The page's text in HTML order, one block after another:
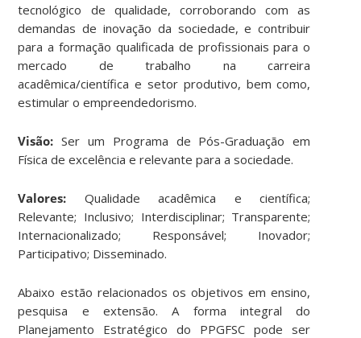
tecnológico de qualidade, corroborando com as
demandas de inovação da sociedade, e contribuir
para a formação qualificada de profissionais para o
mercado de trabalho na carreira
acadêmica/científica e setor produtivo, bem como,
estimular o empreendedorismo.
Visão: Ser um Programa de Pós-Graduação em
Física de excelência e relevante para a sociedade.
Valores: Qualidade acadêmica e científica;
Relevante; Inclusivo; Interdisciplinar; Transparente;
Internacionalizado; Responsável; Inovador;
Participativo; Disseminado.
Abaixo estão relacionados os objetivos em ensino,
pesquisa e extensão. A forma integral do
Planejamento Estratégico do PPGFSC pode ser